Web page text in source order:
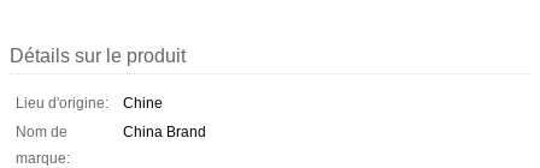
Détails sur le produit
Lieu d'origine:
Chine
Nom de
marque:
China Brand